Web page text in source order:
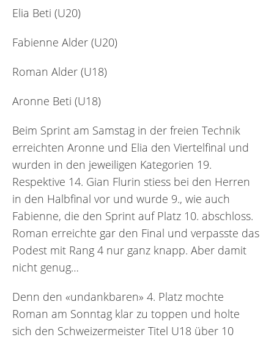
Elia Beti (U20)
Fabienne Alder (U20)
Roman Alder (U18)
Aronne Beti (U18)
Beim Sprint am Samstag in der freien Technik
erreichten Aronne und Elia den Viertelfinal und
wurden in den jeweiligen Kategorien 19.
Respektive 14. Gian Flurin stiess bei den Herren
in den Halbfinal vor und wurde 9., wie auch
Fabienne, die den Sprint auf Platz 10. abschloss.
Roman erreichte gar den Final und verpasste das
Podest mit Rang 4 nur ganz knapp. Aber damit
nicht genug…
Denn den «undankbaren» 4. Platz mochte
Roman am Sonntag klar zu toppen und holte
sich den Schweizermeister Titel U18 über 10